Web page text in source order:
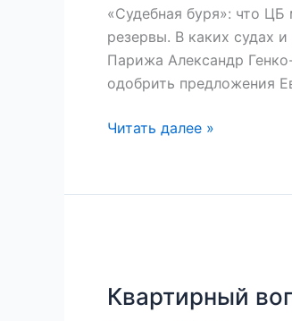
«Судебная буря»: что
резервы. В каких судах
Парижа Александр
одобрить предложения
может
противопоставить
конфискации
резервов
в
Читать далее »
Квартирный
или